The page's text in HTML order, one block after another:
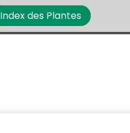
Index des Plantes